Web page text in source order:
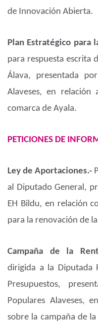
de Innovación Abierta.
Plan Estratégico para
para respuesta escrita
Álava, presentada
Alaveses, en
comarca de Ayala.
PETICIONES DE
Ley de Aportaciones.-
al Diputado General,
EH Bildu, en relación
para la renovación de
Campaña de la
dirigida a la Diputada
Presupuestos,
Populares Alaveses,
sobre la campaña de